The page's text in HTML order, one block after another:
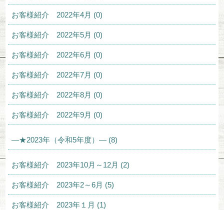
お客様紹介 2022年4月 (0)
お客様紹介 2022年5月 (0)
お客様紹介 2022年6月 (0)
お客様紹介 2022年7月 (0)
お客様紹介 2022年8月 (0)
お客様紹介 2022年9月 (0)
—★2023年（令和5年度）— (8)
お客様紹介 2023年10月～12月 (2)
お客様紹介 2023年2～6月 (5)
お客様紹介 2023年１月 (1)